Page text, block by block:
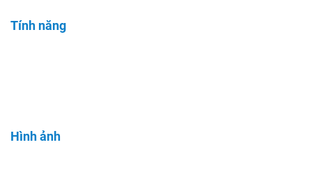
Tính năng
Hình ảnh